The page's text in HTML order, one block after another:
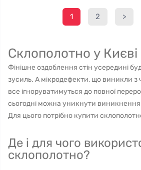
1 2 >
Склополотно у Києві
Фінішне оздоблення стін усередині
зусиль. А мікродефекти, що виникли
все ігноруватимуться до повної
сьогодні можна уникнути виникнення
Для цього потрібно купити
Де і для чого
склополотно?